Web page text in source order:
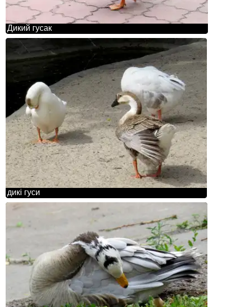
Дикий гусак
дикі гуси